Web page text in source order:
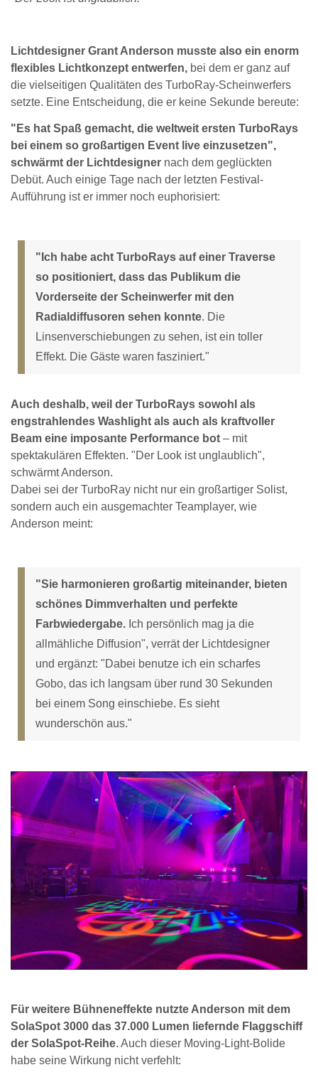
Lichtdesigner Grant Anderson musste also ein enorm
flexibles Lichtkonzept entwerfen, bei dem er ganz auf
die vielseitigen Qualitäten des TurboRay-Scheinwerfers
setzte. Eine Entscheidung, die er keine Sekunde bereute:
"Es hat Spaß gemacht, die weltweit ersten TurboRays
bei einem so großartigen Event live einzusetzen",
schwärmt der Lichtdesigner nach dem geglückten
Debüt. Auch einige Tage nach der letzten Festival-
Aufführung ist er immer noch euphorisiert:
"Ich habe acht TurboRays auf einer Traverse
so positioniert, dass das Publikum die
Vorderseite der Scheinwerfer mit den
Radialdiffusoren sehen konnte. Die
Linsenverschiebungen zu sehen, ist ein toller
Effekt. Die Gäste waren fasziniert."
Auch deshalb, weil der TurboRays sowohl als
engstrahlendes Washlight als auch als kraftvoller
Beam eine imposante Performance bot – mit
spektakulären Effekten. "Der Look ist unglaublich",
schwärmt Anderson.
Dabei sei der TurboRay nicht nur ein großartiger Solist,
sondern auch ein ausgemachter Teamplayer, wie
Anderson meint:
"Sie harmonieren großartig miteinander, bieten
schönes Dimmverhalten und perfekte
Farbwiedergabe. Ich persönlich mag ja die
allmähliche Diffusion", verrät der Lichtdesigner
und ergänzt: "Dabei benutze ich ein scharfes
Gobo, das ich langsam über rund 30 Sekunden
bei einem Song einschiebe. Es sieht
wunderschön aus."
Für weitere Bühneneffekte nutzte Anderson mit dem
SolaSpot 3000 das 37.000 Lumen liefernde Flaggschiff
der SolaSpot-Reihe. Auch dieser Moving-Light-Bolide
habe seine Wirkung nicht verfehlt: